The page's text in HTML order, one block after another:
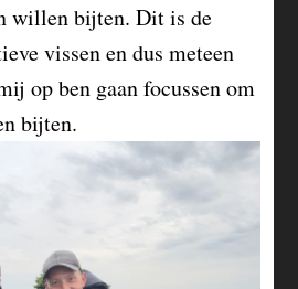
willen bijten. Dit is de
vissen en dus meteen
op ben gaan focussen om
bijten.